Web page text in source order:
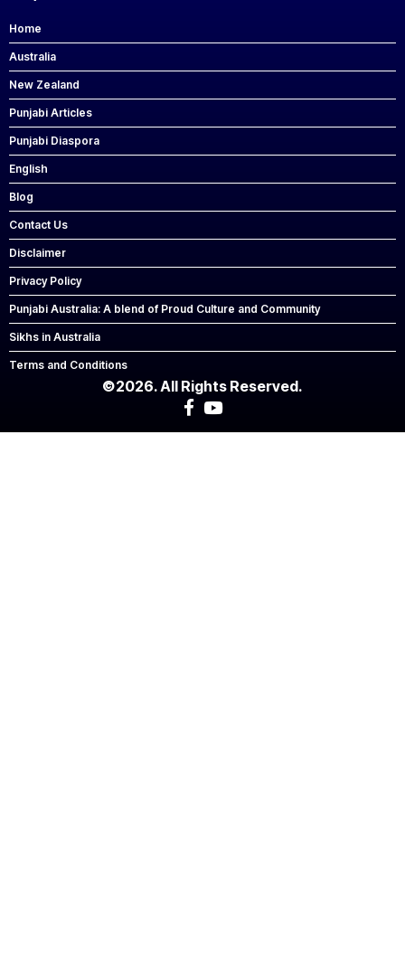
Home
Australia
New Zealand
Punjabi Articles
Punjabi Diaspora
English
Blog
Contact Us
Disclaimer
Privacy Policy
Punjabi Australia: A blend of Proud Culture and Community
Sikhs in Australia
Terms and Conditions
©2026. All Rights Reserved.